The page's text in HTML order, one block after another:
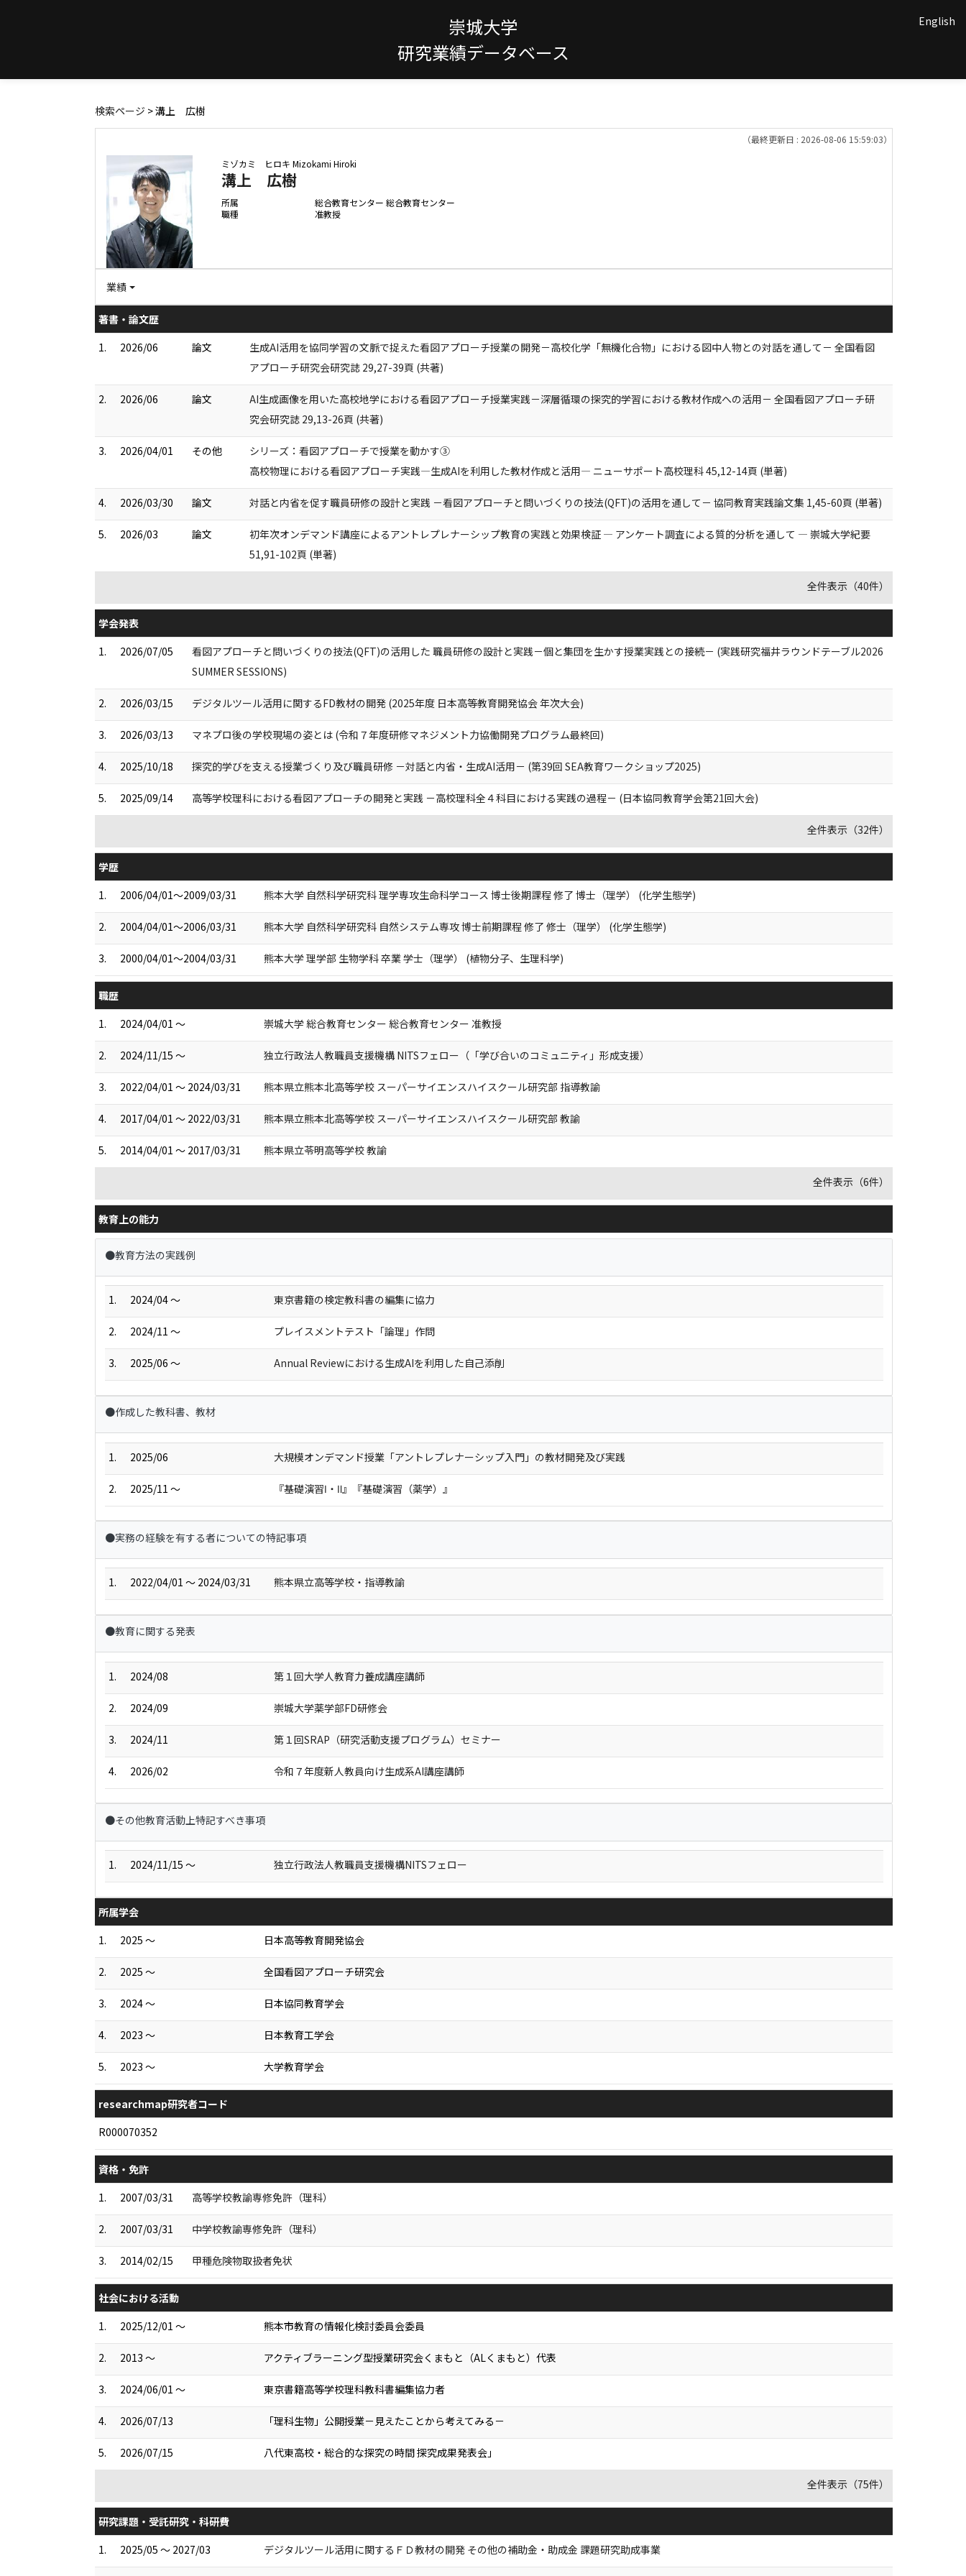
崇城大学
研究業績データベース
English
検索ページ > 溝上 広樹
（最終更新日 : 2026-08-06 15:59:03）
ミゾカミ ヒロキ Mizokami Hiroki
溝上 広樹
所属
総合教育センター 総合教育センター
職種
准教授
業績
著書・論文歴
1.
2026/06 論文
生成AI活用を協同学習の文脈で捉えた看図アプローチ授業の開発－高校化学「無機化合物」における図中人物との対話を通して－ 全国看図
アプローチ研究会研究誌 29,27-39頁 (共著)
2. 2026/06 論文
AI生成画像を用いた高校地学における看図アプローチ授業実践－深層循環の探究的学習における教材作成への活用－ 全国看図アプローチ研
究会研究誌 29,13-26頁 (共著)
3. 2026/04/01 その他
シリーズ：看図アプローチで授業を動かす③
高校物理における看図アプローチ実践―生成AIを利用した教材作成と活用— ニューサポート高校理科 45,12-14頁 (単著)
4. 2026/03/30 論文 対話と内省を促す職員研修の設計と実践 －看図アプローチと問いづくりの技法(QFT)の活用を通して－ 協同教育実践論文集 1,45-60頁 (単著)
5. 2026/03 論文
初年次オンデマンド講座によるアントレプレナーシップ教育の実践と効果検証 ― アンケート調査による質的分析を通して ― 崇城大学紀要
51,91-102頁 (単著)
全件表示（40件）
学会発表
1.
2026/07/05
看図アプローチと問いづくりの技法(QFT)の活用した 職員研修の設計と実践－個と集団を生かす授業実践との接続－ (実践研究福井ラウンドテーブル2026
SUMMER SESSIONS)
2. 2026/03/15 デジタルツール活用に関するFD教材の開発 (2025年度 日本高等教育開発協会 年次大会)
3. 2026/03/13 マネプロ後の学校現場の姿とは (令和７年度研修マネジメント力協働開発プログラム最終回)
4. 2025/10/18 探究的学びを支える授業づくり及び職員研修 －対話と内省・生成AI活用－ (第39回 SEA教育ワークショップ2025)
5. 2025/09/14 高等学校理科における看図アプローチの開発と実践 －高校理科全４科目における実践の過程－ (日本協同教育学会第21回大会)
全件表示（32件）
学歴
1.
2006/04/01～2009/03/31 熊本大学 自然科学研究科 理学専攻生命科学コース 博士後期課程 修了 博士（理学） (化学生態学)
2. 2004/04/01～2006/03/31 熊本大学 自然科学研究科 自然システム専攻 博士前期課程 修了 修士（理学） (化学生態学)
3. 2000/04/01～2004/03/31 熊本大学 理学部 生物学科 卒業 学士（理学） (植物分子、生理科学)
職歴
1.
2024/04/01 ～ 崇城大学 総合教育センター 総合教育センター 准教授
2. 2024/11/15 ～ 独立行政法人教職員支援機構 NITSフェロー（「学び合いのコミュニティ」形成支援）
3. 2022/04/01 ～ 2024/03/31 熊本県立熊本北高等学校 スーパーサイエンスハイスクール研究部 指導教諭
4. 2017/04/01 ～ 2022/03/31 熊本県立熊本北高等学校 スーパーサイエンスハイスクール研究部 教諭
5. 2014/04/01 ～ 2017/03/31 熊本県立苓明高等学校 教諭
全件表示（6件）
教育上の能力
●教育方法の実践例
1. 2024/04 ～ 東京書籍の検定教科書の編集に協力
2. 2024/11 ～ プレイスメントテスト「論理」作問
3. 2025/06 ～ Annual Reviewにおける生成AIを利用した自己添削
●作成した教科書、教材
1. 2025/06 大規模オンデマンド授業「アントレプレナーシップ入門」の教材開発及び実践
2. 2025/11 ～ 『基礎演習Ⅰ・Ⅱ』『基礎演習（薬学）』
●実務の経験を有する者についての特記事項
1. 2022/04/01 ～ 2024/03/31 熊本県立高等学校・指導教諭
●教育に関する発表
1. 2024/08 第１回大学人教育力養成講座講師
2. 2024/09 崇城大学薬学部FD研修会
3. 2024/11 第１回SRAP（研究活動支援プログラム）セミナー
4. 2026/02 令和７年度新人教員向け生成系AI講座講師
●その他教育活動上特記すべき事項
1. 2024/11/15 ～ 独立行政法人教職員支援機構NITSフェロー
所属学会
1.
2025 ～ 日本高等教育開発協会
2. 2025 ～ 全国看図アプローチ研究会
3. 2024 ～ 日本協同教育学会
4. 2023 ～ 日本教育工学会
5. 2023 ～ 大学教育学会
researchmap研究者コード
R000070352
資格・免許
1.
2007/03/31 高等学校教諭専修免許（理科）
2. 2007/03/31 中学校教諭専修免許（理科）
3. 2014/02/15 甲種危険物取扱者免状
社会における活動
1.
2025/12/01 ～ 熊本市教育の情報化検討委員会委員
2. 2013 ～ アクティブラーニング型授業研究会くまもと（ALくまもと）代表
3. 2024/06/01 ～ 東京書籍高等学校理科教科書編集協力者
4. 2026/07/13 「理科生物」公開授業－見えたことから考えてみる－
5. 2026/07/15 八代東高校・総合的な探究の時間 探究成果発表会」
全件表示（75件）
研究課題・受託研究・科研費
1.
2025/05 ～ 2027/03 デジタルツール活用に関するＦＤ教材の開発 その他の補助金・助成金 課題研究助成事業